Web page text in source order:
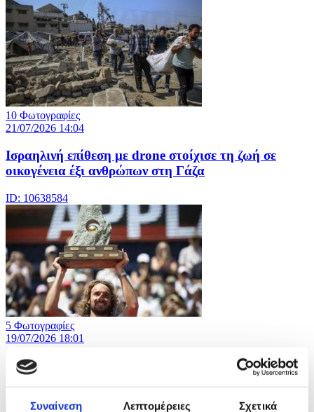
Συναίνεση Λεπτομέρειες Σχετικά
10 Φωτογραφίες
21/07/2026 14:04
Iσραηλινή επίθεση με drone στοίχισε τη ζωή σε
οικογένεια έξι ανθρώπων στη Γάζα
ID: 10638584
5 Φωτογραφίες
19/07/2026 18:01
Ο Στέφανος Τσιτσιπάς κατέκτησε το Swiss Open